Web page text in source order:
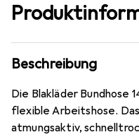
Beschreibung
Die Blakläder Bundhose
flexible Arbeitshose.
atmungsaktiv,